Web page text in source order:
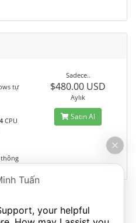
tự
CPU
thông
Sadece..
$480.00 USD
Aylık
Satın Al
Tuấn
your helpful